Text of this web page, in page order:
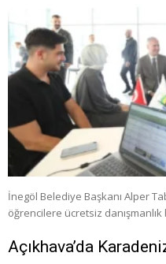
İnegöl Belediye Başkanı Alper
öğrencilere ücretsiz
Açıkhava’da